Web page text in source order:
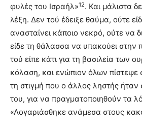
φυλές του Ισραήλ»12. Και μάλιστα
λέξη. Δεν τού έδειξε θαύμα, ούτε
ανασταίνει κάποιο νεκρό, ούτε να
είδε τη θάλασσα να υπακούει στην
τού είπε κάτι για τη βασιλεία των
κόλαση, και ενώπιον όλων πίστεψε
τη στιγμή που ο άλλος ληστής
του, για να πραγματοποιηθούν τα
«Λογαριάσθηκε ανάμεσα στους